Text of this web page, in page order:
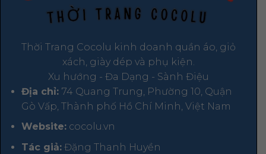
Thời Trang Cocolu kinh doanh quần áo, giỏ
xách, giày dép và phụ kiện.
Xu hướng - Đa Dạng - Sành Điệu
Địa chỉ: 74 Quang Trung, Phường 10, Quận
Gò Vấp, Thành phố Hồ Chí Minh, Việt Nam
Website:cocolu.vn
Tác giả:Đặng Thanh Huyền